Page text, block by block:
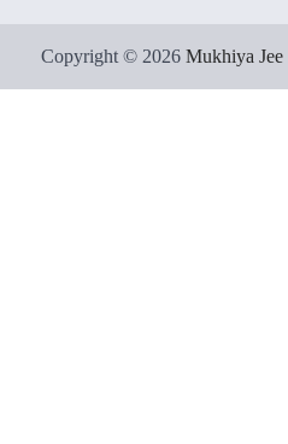
Copyright © 2026 Mukhiya Jee